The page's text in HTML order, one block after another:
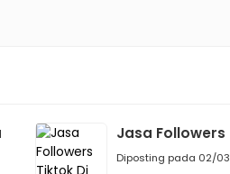
Jasa Followers
Diposting pada 02/